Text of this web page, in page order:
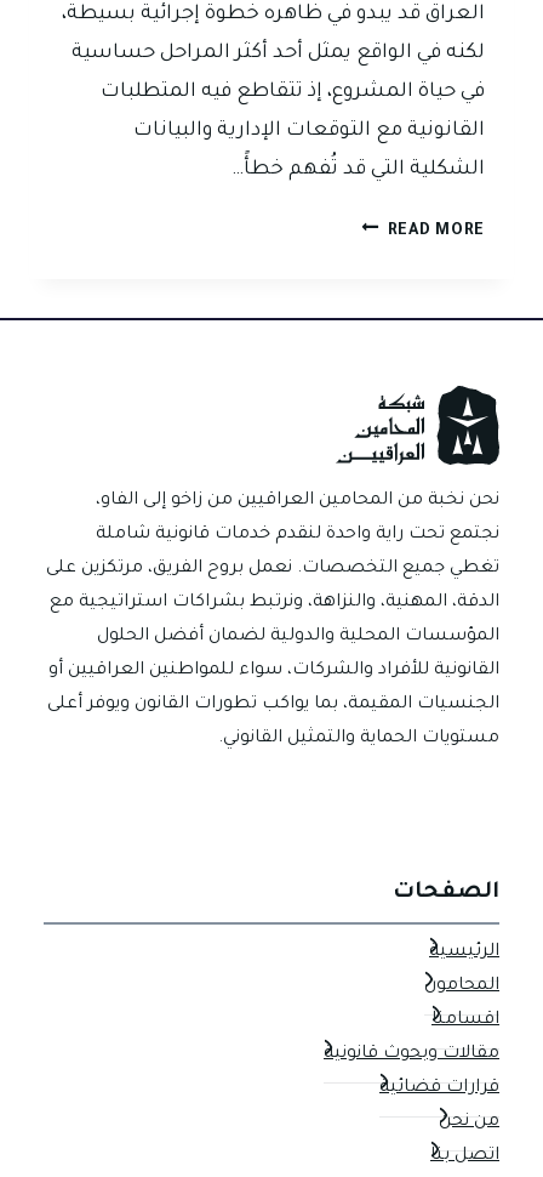
العراق قد يبدو في ظاهره خطوة إجرائية بسيطة،
لكنه في الواقع يمثل أحد أكثر المراحل حساسية
في حياة المشروع، إذ تتقاطع فيه المتطلبات
القانونية مع التوقعات الإدارية والبيانات
الشكلية التي قد تُفهم خطأً…
READ MORE كيف
محامي
العراق
على
اجتياز
مرحلة
تأسيس
الشركة
نحن نخبة من المحامين العراقيين من زاخو إلى الفاو،
نجتمع تحت راية واحدة لنقدم خدمات قانونية شاملة
تغطي جميع التخصصات. نعمل بروح الفريق، مرتكزين على
الدقة، المهنية، والنزاهة، ونرتبط بشراكات استراتيجية مع
المؤسسات المحلية والدولية لضمان أفضل الحلول
القانونية للأفراد والشركات، سواء للمواطنين العراقيين أو
الجنسيات المقيمة، بما يواكب تطورات القانون ويوفر أعلى
مستويات الحماية والتمثيل القانوني.
الصفحات
الرئيسية
المحامون
اقسامنا
مقالات وبحوث قانونية
قرارات قضائية
من نحن
اتصل بنا